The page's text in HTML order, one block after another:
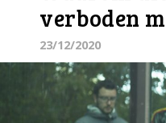
verboden
23/12/2020